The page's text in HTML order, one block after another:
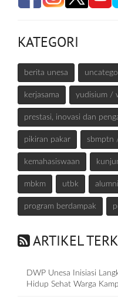
KATEGORI
berita unesa
kerjasama yudisium /
prestasi, inovasi dan
pikiran pakar sbmptn
kemahasiswaan
mbkm utbk alumni
program berdampak
ARTIKEL
DWP Unesa Inisiasi
Hidup Sehat Warga